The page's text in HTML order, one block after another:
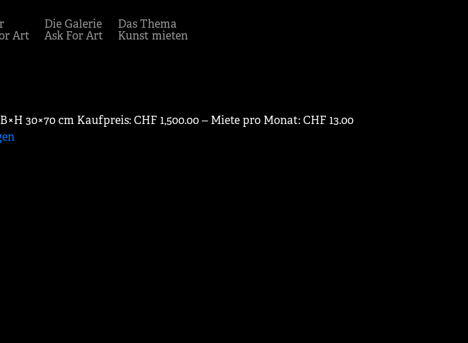
Art
Die Galerie
Ask For Art
Das Thema
Kunst mieten
30×70 cm Kaufpreis: CHF 1,500.00 ‒ Miete pro Monat: CHF 13.00